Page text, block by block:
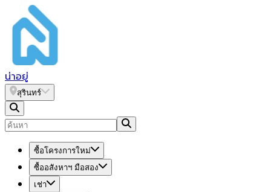
น่าอยู่
สุรินทร์
ซื้อโครงการใหม่
ซื้ออสังหาฯ มือสอง
เช่า